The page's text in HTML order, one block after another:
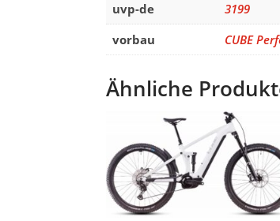
uvp-de
3199
vorbau
CUBE
Ähnliche